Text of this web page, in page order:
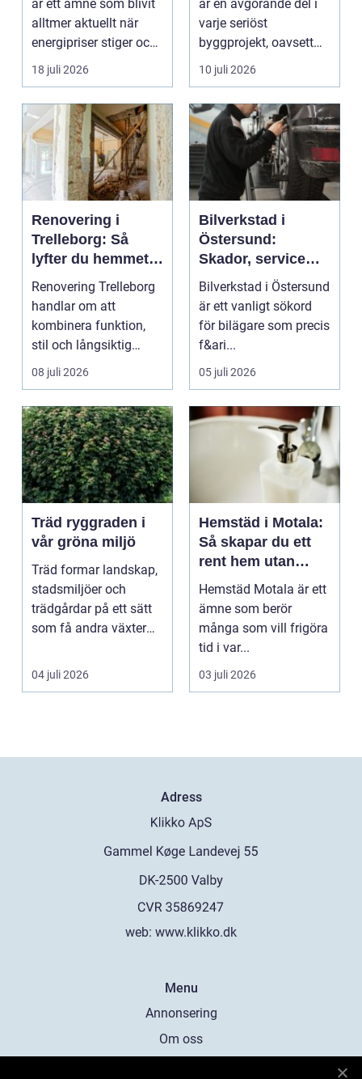
är ett ämne som blivit
alltmer aktuellt när
energipriser stiger och
fler vill sän...
18 juli 2026
är en avgörande del i
varje seriöst
byggprojekt, oavsett
om det handlar om en
10 juli 2026
Renovering i
Trelleborg: Så
lyfter du hemmet
på ett smart sätt
Renovering Trelleborg
handlar om att
kombinera funktion,
stil och långsiktig
ekonomi i samma p...
08 juli 2026
Bilverkstad i
Östersund:
Skador, service
och smarta val för
din bil
Bilverkstad i Östersund
är ett vanligt sökord
för bilägare som precis
f&ari...
05 juli 2026
Träd ryggraden i
vår gröna miljö
Träd formar landskap,
stadsmiljöer och
trädgårdar på ett sätt
som få andra växter
04 juli 2026
Hemstäd i Motala:
Så skapar du ett
rent hem utan
stress
Hemstäd Motala är ett
ämne som berör
många som vill frigöra
tid i var...
03 juli 2026
Adress
web: www.klikko.dk
Menu
Annonsering
Om oss